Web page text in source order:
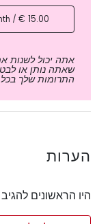
15.00 € / month
אתה יכול לשנות
שאתה נותן או
התרומות שלך
הערות
היו הראשונים